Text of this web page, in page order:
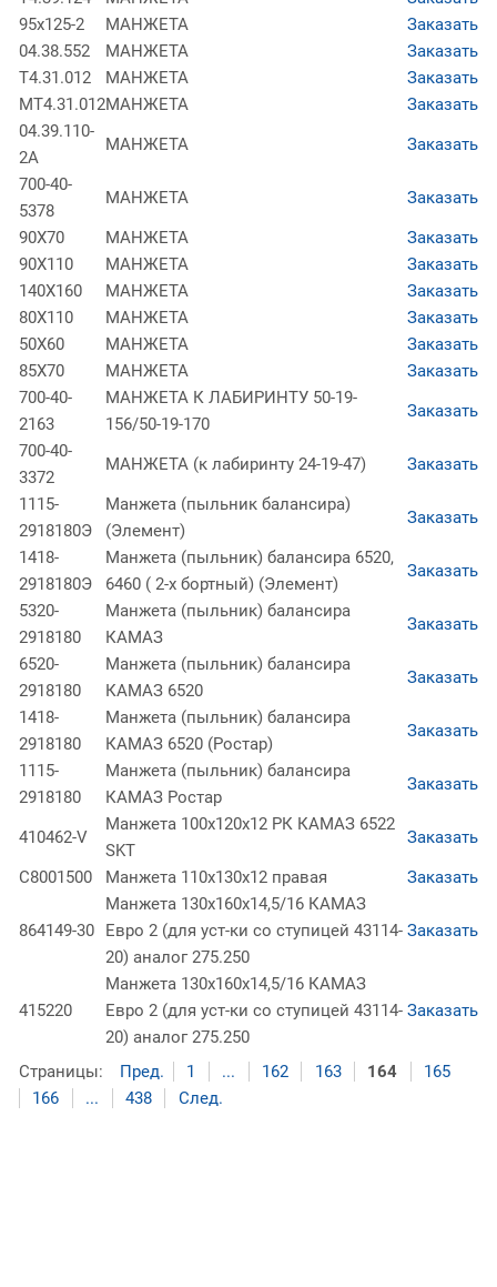
95х125-2
МАНЖЕТА
Заказать
04.38.552
МАНЖЕТА
Заказать
Т4.31.012
МАНЖЕТА
Заказать
МТ4.31.012МАНЖЕТА
Заказать
04.39.110-
2А
МАНЖЕТА
Заказать
700-40-
5378
МАНЖЕТА
Заказать
90Х70
МАНЖЕТА
Заказать
90Х110
МАНЖЕТА
Заказать
140Х160
МАНЖЕТА
Заказать
80Х110
МАНЖЕТА
Заказать
50Х60
МАНЖЕТА
Заказать
85Х70
МАНЖЕТА
Заказать
700-40-
2163
МАНЖЕТА К ЛАБИРИНТУ 50-19-
156/50-19-170
Заказать
700-40-
3372
МАНЖЕТА (к лабиринту 24-19-47)
Заказать
1115-
2918180Э
Манжета (пыльник балансира)
(Элемент)
Заказать
1418-
2918180Э
Манжета (пыльник) балансира 6520,
6460 ( 2-х бортный) (Элемент)
Заказать
5320-
2918180
Манжета (пыльник) балансира
КАМАЗ
Заказать
6520-
2918180
Манжета (пыльник) балансира
КАМАЗ 6520
Заказать
1418-
2918180
Манжета (пыльник) балансира
КАМАЗ 6520 (Ростар)
Заказать
1115-
2918180
Манжета (пыльник) балансира
КАМАЗ Ростар
Заказать
410462-V
Манжета 100х120х12 РК КАМАЗ 6522
SKT
Заказать
C8001500
Манжета 110х130х12 правая Заказать
864149-30
Манжета 130х160х14,5/16 КАМАЗ
Евро 2 (для уст-ки со ступицей 43114-
20) аналог 275.250
Заказать
415220
Манжета 130х160х14,5/16 КАМАЗ
Евро 2 (для уст-ки со ступицей 43114-
20) аналог 275.250
Заказать
Страницы: Пред. 1 ... 162 163 164
165
166
... 438 След.